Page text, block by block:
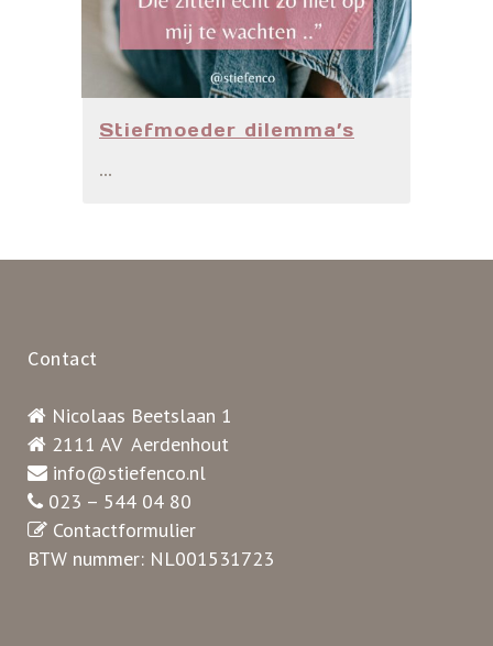
Stiefmoeder dilemma’s
...
Contact
Nicolaas Beetslaan 1
2111 AV Aerdenhout
info@stiefenco.nl
023 – 544 04 80
Contactformulier
BTW nummer: NL001531723